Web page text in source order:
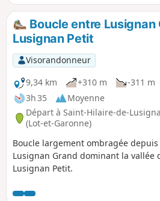
Boucle entre Lusignan
Lusignan Petit
Visorandonneur
9,34 km
+310 m
-311 m
3h 35
Moyenne
Départ à Saint-Hilaire-de-
(Lot-et-Garonne)
Boucle largement ombragée
Lusignan Grand dominant la vallée
Lusignan Petit.